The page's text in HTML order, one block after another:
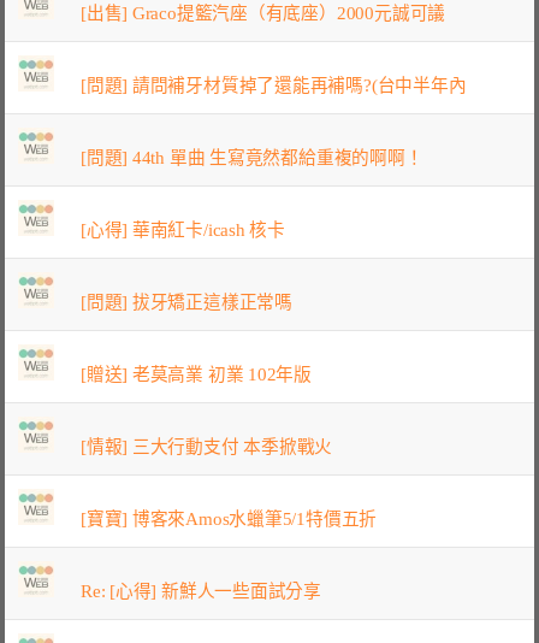
[出售] Graco提籃汽座（有底座）2000元誠可議
[問題] 請問補牙材質掉了還能再補嗎?(台中半年內
[問題] 44th 單曲 生寫竟然都給重複的啊啊！
[心得] 華南紅卡/icash 核卡
[問題] 拔牙矯正這樣正常嗎
[贈送] 老莫高業 初業 102年版
[情報] 三大行動支付 本季掀戰火
[寶寶] 博客來Amos水蠟筆5/1特價五折
Re: [心得] 新鮮人一些面試分享